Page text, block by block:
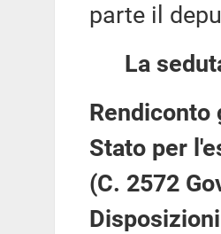
parte il
La
Rendiconto
Stato per
(C. 2572